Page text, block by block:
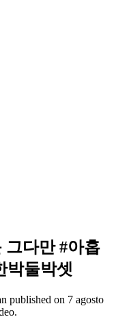
그다만 #아홉
박둘박셋
published on 7 agosto